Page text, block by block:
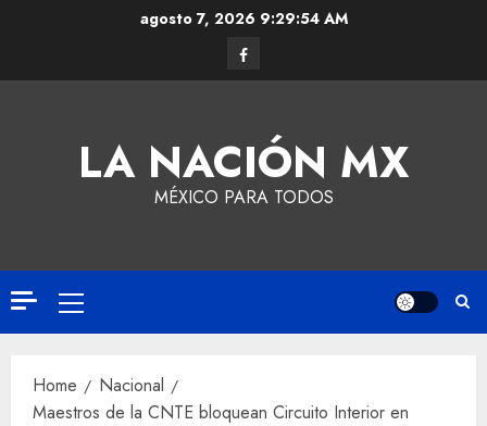
agosto 7, 2026 9:29:54 AM
LA NACIÓN MX
MÉXICO PARA TODOS
Home
Nacional
Maestros de la CNTE bloquean Circuito Interior en